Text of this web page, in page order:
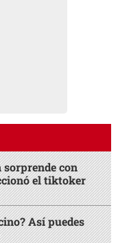
sorprende con
el tiktoker
Así puedes